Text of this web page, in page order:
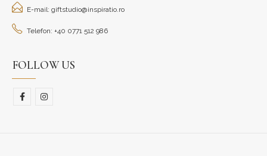
E-mail: giftstudio@inspiratio.ro
Telefon: +40 0771 512 986
FOLLOW US